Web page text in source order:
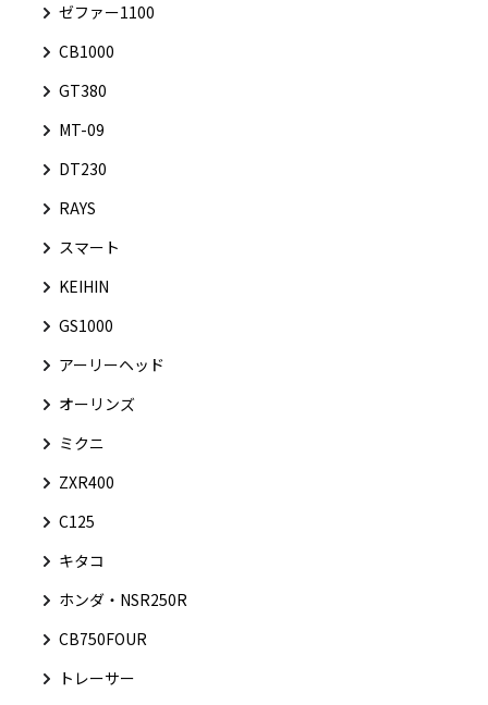
ゼファー1100
CB1000
GT380
MT-09
DT230
RAYS
スマート
KEIHIN
GS1000
アーリーヘッド
オーリンズ
ミクニ
ZXR400
C125
キタコ
ホンダ・NSR250R
CB750FOUR
トレーサー